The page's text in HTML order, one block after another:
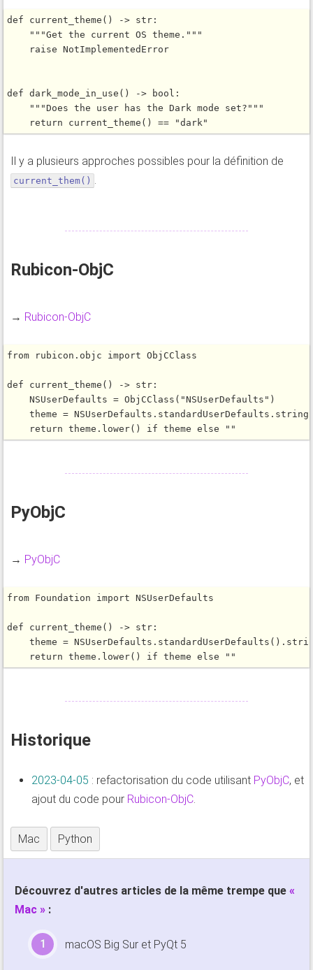
def current_theme () -> str:
"""Get the current OS theme."""
raise NotImplemented Error
def dark_mode_in_use () -> bool :
"""Does the user has the Dark mode set?"""
return
current_theme () == "dark"
Il y a plusieurs approches possibles pour la définition de
current_them() .
Rubicon-ObjC
→ Rubicon-ObjC
from rubicon.objc import ObjCClass
def current_theme () -> str:
    NSUserDefaults
= ObjCClass ( "NSUserDefaults" )
    theme
= NSUserDefaults.standardUserDefaults.
return theme. lower() if theme else ""
PyObjC
→ PyObjC
from Foundation import NSUserDefaults
def current_theme () -> str:
    theme
= NSUserDefaults. standardUserDefaults ().
return theme. lower() if theme else ""
Historique
2023-04-05 : refactorisation du code utilisant PyObjC, et
ajout du code pour Rubicon-ObjC.
Mac Python
Découvrez d'autres articles de la même trempe que
Mac
:
macOS Big Sur et PyQt 5